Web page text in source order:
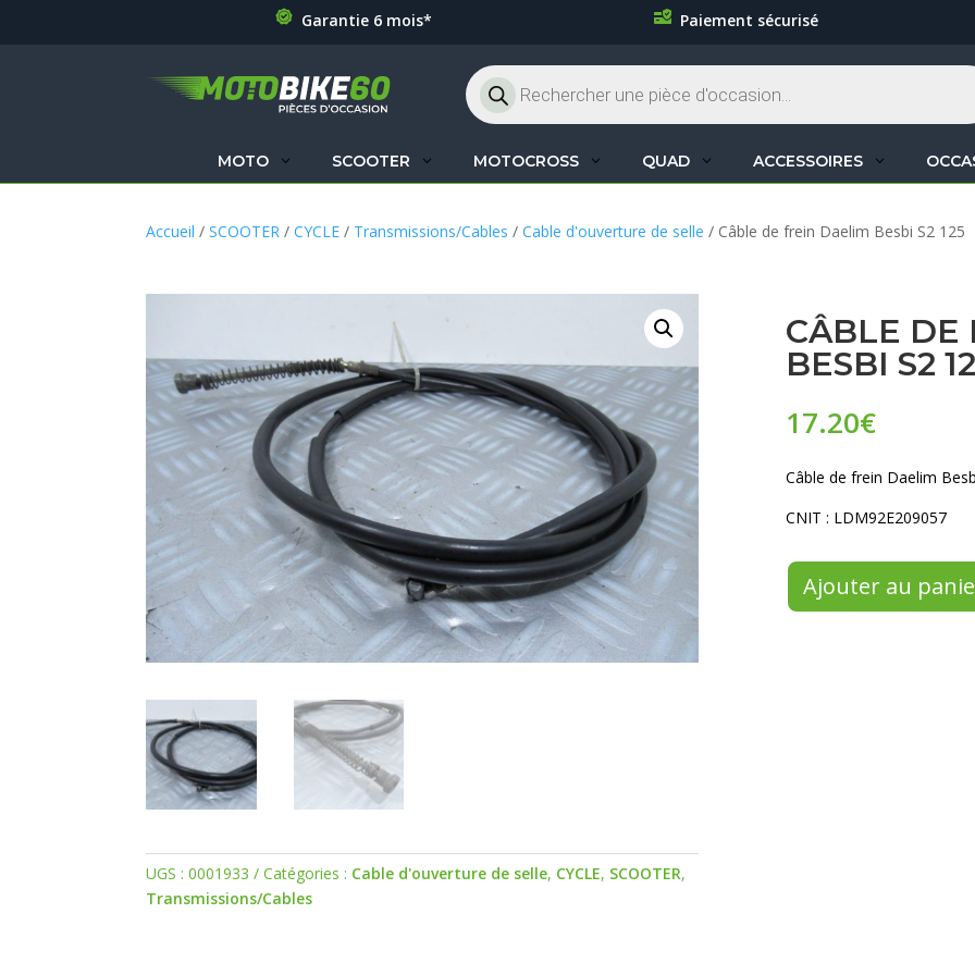
Garantie 6 mois* Paiement sécurisé
Recherche
de
produits
MOTO SCOOTER MOTOCROSS QUAD ACCESSOIRES
Accueil /SCOOTER /CYCLE / Transmissions/Cables /Cable d'ouverture de selle / Câble de frein Daelim Besbi S2 125
UGS :0001933 Catégories : Cable d'ouverture de selle, CYCLE, SCOOTER,
Transmissions/Cables
CÂBLE DE
BESBI S2
17.20€
Câble de frein Daelim
CNIT : LDM92E209057
Ajouter au